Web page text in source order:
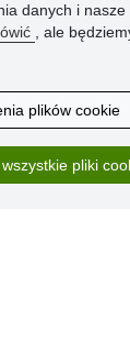
danych i nasze
, ale
plików cookie
pliki